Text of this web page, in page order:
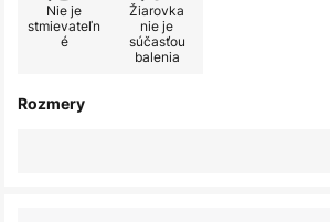
Nie je
stmievateľn
é
Žiarovka
nie je
súčasťou
balenia
Rozmery